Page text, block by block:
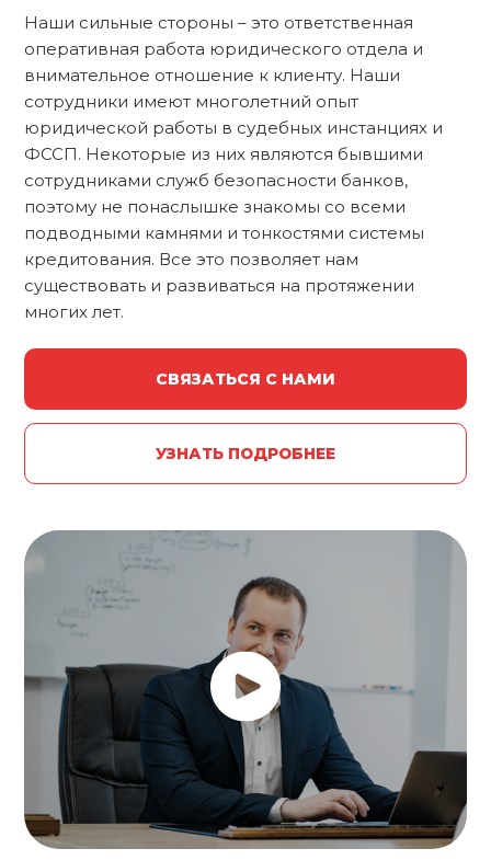
Наши сильные стороны – это ответственная
оперативная работа юридического отдела и
внимательное отношение к клиенту. Наши
сотрудники имеют многолетний опыт
юридической работы в судебных инстанциях и
ФССП. Некоторые из них являются бывшими
сотрудниками служб безопасности банков,
поэтому не понаслышке знакомы со всеми
подводными камнями и тонкостями системы
кредитования. Все это позволяет нам
существовать и развиваться на протяжении
многих лет.
СВЯЗАТЬСЯ С НАМИ
УЗНАТЬ ПОДРОБНЕЕ